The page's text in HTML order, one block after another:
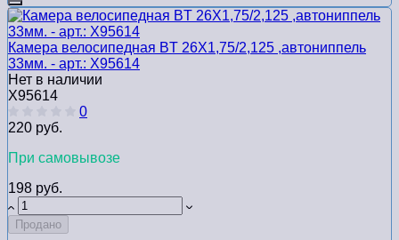
Камера велосипедная BТ 26Х1,75/2,125 ,автониппель
33мм. - арт.: Х95614
Нет в наличии
Х95614
0
220 руб.
При самовывозе
198 руб.
Продано